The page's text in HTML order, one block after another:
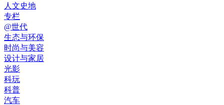
人文史地
专栏
@世代
生态与环保
时尚与美容
设计与家居
光影
科玩
科普
汽车